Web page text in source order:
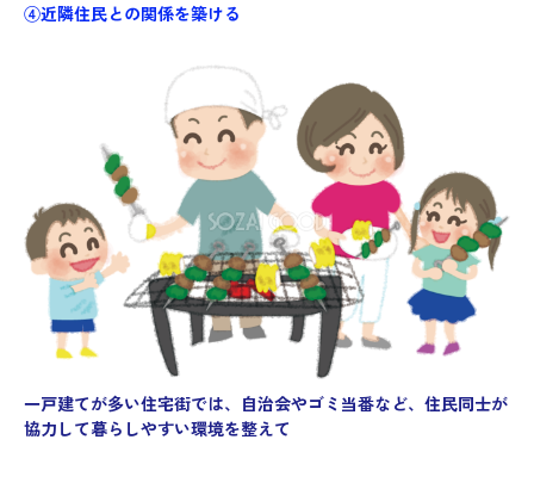
④近隣住民との関係を築ける
一戸建てが多い住宅街では、自治会やゴミ当番など、住民同士が
協力して暮らしやすい環境を整えて